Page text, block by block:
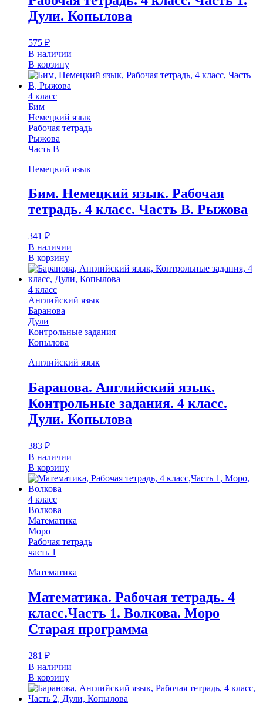
Дули. Копылова
575 ₽
В наличии
В корзину
4 класс
Бим
Немецкий язык
Рабочая тетрадь
Рыжова
Часть В
Немецкий язык
Бим. Немецкий язык. Рабочая
тетрадь. 4 класс. Часть В. Рыжова
341 ₽
В наличии
В корзину
4 класс
Английский язык
Баранова
Дули
Контрольные задания
Копылова
Английский язык
Баранова. Английский язык.
Контрольные задания. 4 класс.
Дули. Копылова
383 ₽
В наличии
В корзину
4 класс
Волкова
Математика
Моро
Рабочая тетрадь
часть 1
Математика
Математика. Рабочая тетрадь. 4
класс.Часть 1. Волкова. Моро
Старая программа
281 ₽
В наличии
В корзину